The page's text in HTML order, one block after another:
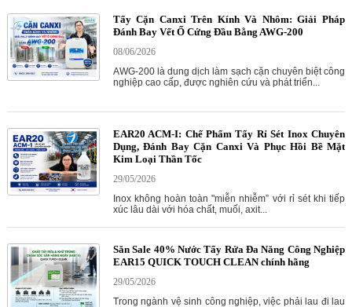
Tẩy Cặn Canxi Trên Kính Và Nhôm: Giải Pháp
Đánh Bay Vết Ố Cứng Đầu Bằng AWG-200
08/06/2026
AWG-200 là dung dịch làm sạch cặn chuyên biệt công
nghiệp cao cấp, được nghiên cứu và phát triển...
EAR20 ACM-I: Chế Phẩm Tẩy Rỉ Sét Inox Chuyên
Dụng, Đánh Bay Cặn Canxi Và Phục Hồi Bề Mặt
Kim Loại Thần Tốc
29/05/2026
Inox không hoàn toàn "miễn nhiễm” với rỉ sét khi tiếp
xúc lâu dài với hóa chất, muối, axit...
Săn Sale 40% Nước Tẩy Rửa Đa Năng Công Nghiệp
EAR15 QUICK TOUCH CLEAN chính hãng
29/05/2026
Trong ngành vệ sinh công nghiệp, việc phải lau đi lau